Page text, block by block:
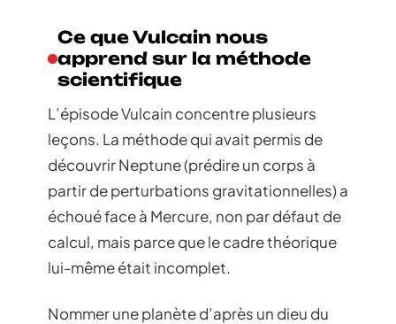
Ce que Vulcain nous
apprend sur la méthode
scientifique
L’épisode Vulcain concentre plusieurs
leçons. La méthode qui avait permis de
découvrir Neptune (prédire un corps à
partir de perturbations gravitationnelles) a
échoué face à Mercure, non par défaut de
calcul, mais parce que le cadre théorique
lui-même était incomplet.
Nommer une planète d’après un dieu du